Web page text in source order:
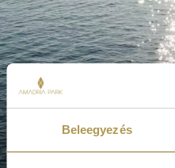
Beleegyezés